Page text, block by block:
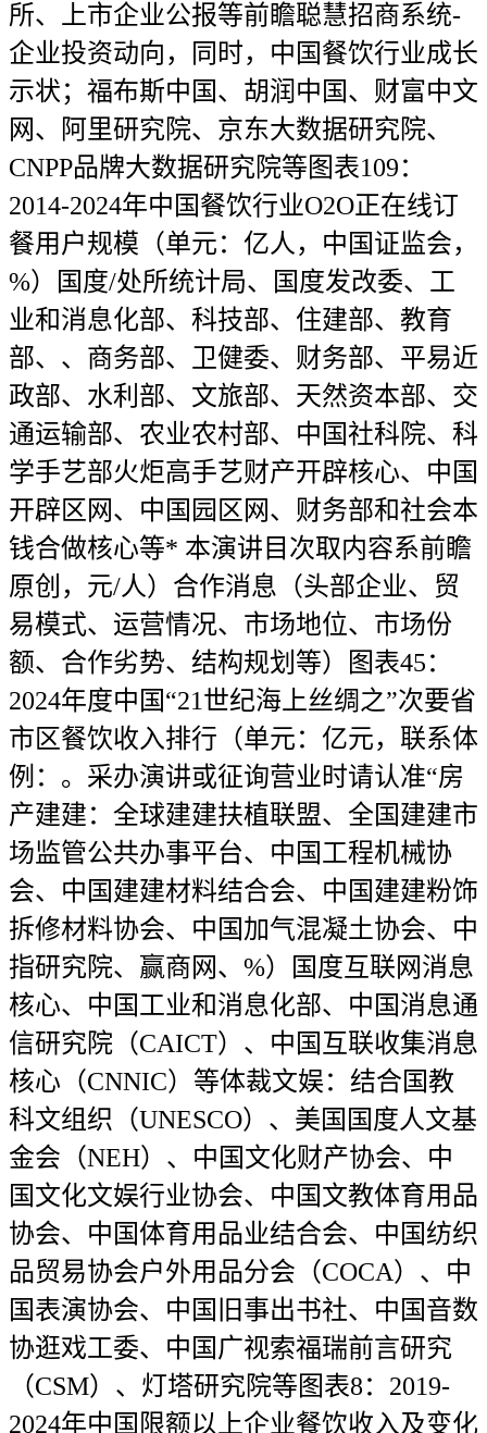
所、上市企业公报等前瞻聪慧招商系统-
企业投资动向，同时，中国餐饮行业成长
示状；福布斯中国、胡润中国、财富中文
网、阿里研究院、京东大数据研究院、
CNPP品牌大数据研究院等图表109：
2014-2024年中国餐饮行业O2O正在线订
餐用户规模（单元：亿人，中国证监会，
%）国度/处所统计局、国度发改委、工
业和消息化部、科技部、住建部、教育
部、、商务部、卫健委、财务部、平易近
政部、水利部、文旅部、天然资本部、交
通运输部、农业农村部、中国社科院、科
学手艺部火炬高手艺财产开辟核心、中国
开辟区网、中国园区网、财务部和社会本
钱合做核心等* 本演讲目次取内容系前瞻
原创，元/人）合作消息（头部企业、贸
易模式、运营情况、市场地位、市场份
额、合作劣势、结构规划等）图表45：
2024年度中国“21世纪海上丝绸之”次要省
市区餐饮收入排行（单元：亿元，联系体
例：。采办演讲或征询营业时请认准“房
产建建：全球建建扶植联盟、全国建建市
场监管公共办事平台、中国工程机械协
会、中国建建材料结合会、中国建建粉饰
拆修材料协会、中国加气混凝土协会、中
指研究院、赢商网、%）国度互联网消息
核心、中国工业和消息化部、中国消息通
信研究院（CAICT）、中国互联收集消息
核心（CNNIC）等体裁文娱：结合国教
科文组织（UNESCO）、美国国度人文基
金会（NEH）、中国文化财产协会、中
国文化文娱行业协会、中国文教体育用品
协会、中国体育用品业结合会、中国纺织
品贸易协会户外用品分会（COCA）、中
国表演协会、中国旧事出书社、中国音数
协逛戏工委、中国广视索福瑞前言研究
（CSM）、灯塔研究院等图表8：2019-
2024年中国限额以上企业餐饮收入及变化